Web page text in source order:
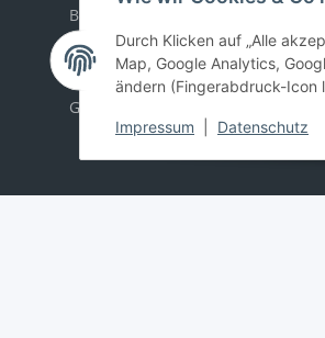
Durch Klicken auf „Alle
Map, Google Analytics,
ändern (Fingerabdruck-Icon
Impressum Datenschutz
Booten, Geländewagen,
Spezialfahrzeugen, und PKW-
Mit unserem Sortiment richten wir
uns sowohl an Privat- als auch
Geschäftskunden.